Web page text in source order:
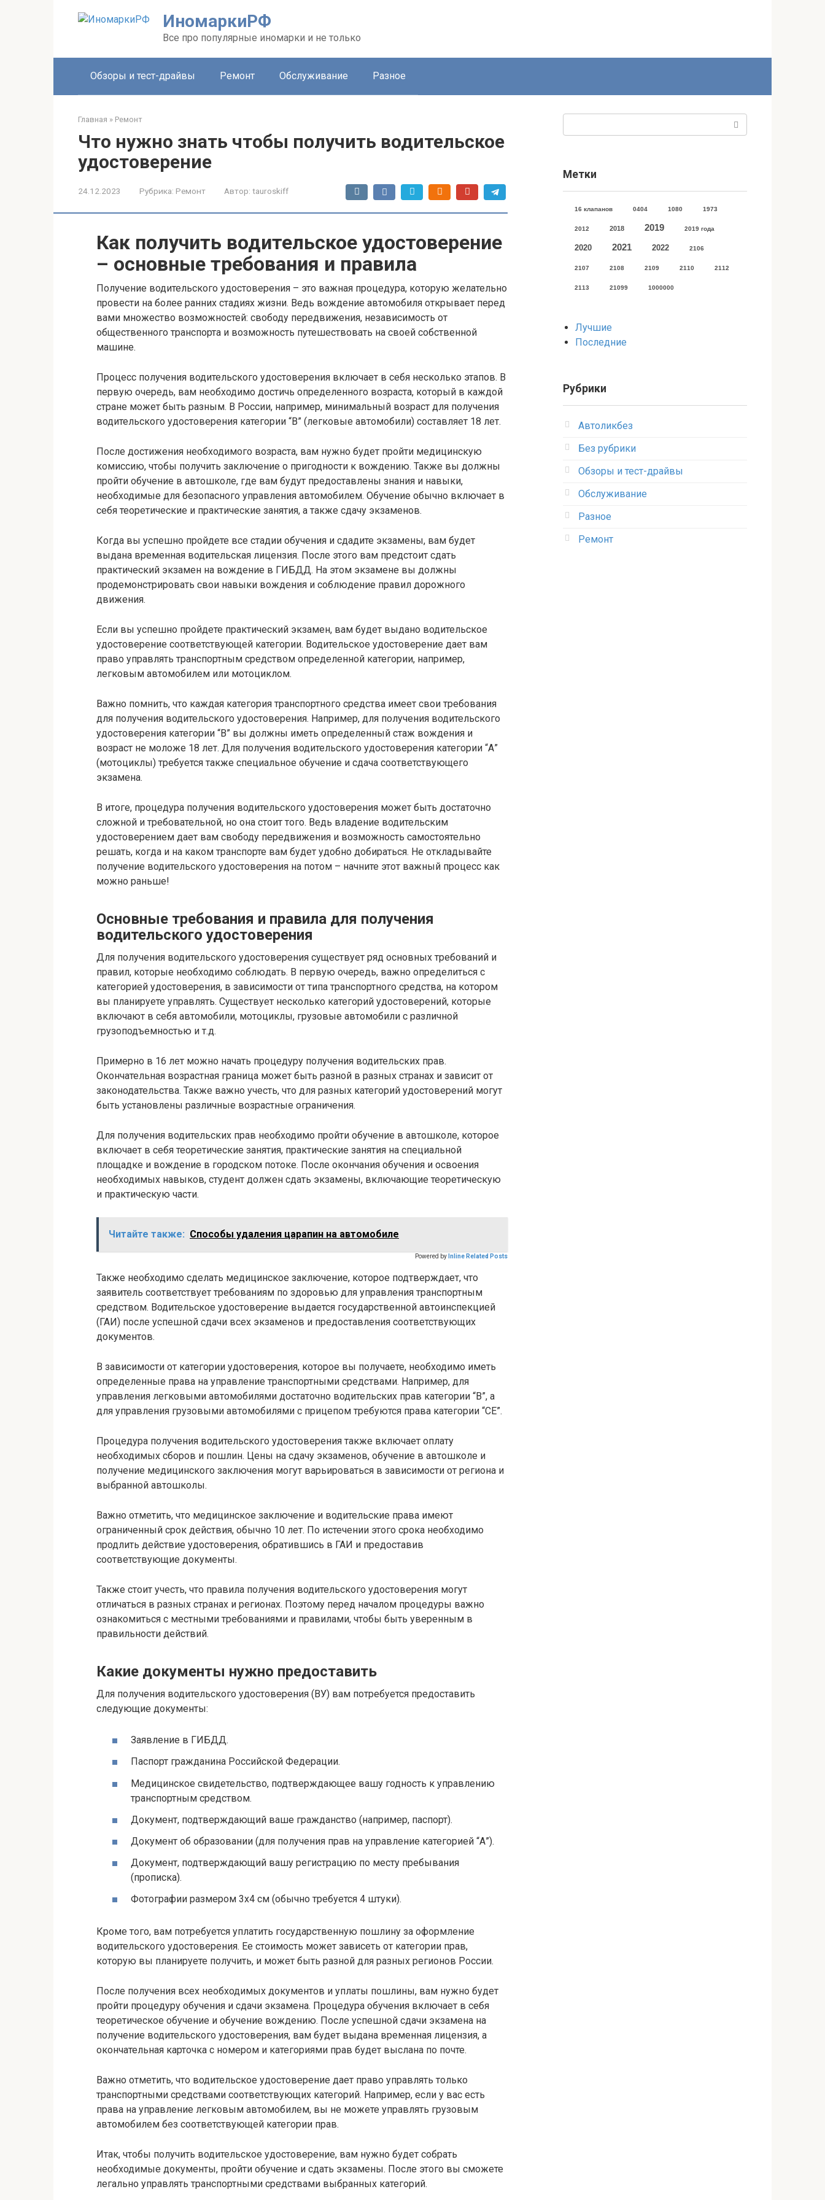
ИномаркиРФ
Все про популярные иномарки и не только
Обзоры и тест-драйвы Ремонт Обслуживание Разное
Главная » Ремонт
Что нужно знать чтобы получить водительское
удостоверение
24.12.2023 Рубрика: Ремонт Автор: tauroskiff
Как получить водительское удостоверение
– основные требования и правила
Получение водительского удостоверения – это важная процедура, которую желательно
провести на более ранних стадиях жизни. Ведь вождение автомобиля открывает перед
вами множество возможностей: свободу передвижения, независимость от
общественного транспорта и возможность путешествовать на своей собственной
машине.
Процесс получения водительского удостоверения включает в себя несколько этапов. В
первую очередь, вам необходимо достичь определенного возраста, который в каждой
стране может быть разным. В России, например, минимальный возраст для получения
водительского удостоверения категории “В” (легковые автомобили) составляет 18 лет.
После достижения необходимого возраста, вам нужно будет пройти медицинскую
комиссию, чтобы получить заключение о пригодности к вождению. Также вы должны
пройти обучение в автошколе, где вам будут предоставлены знания и навыки,
необходимые для безопасного управления автомобилем. Обучение обычно включает в
себя теоретические и практические занятия, а также сдачу экзаменов.
Когда вы успешно пройдете все стадии обучения и сдадите экзамены, вам будет
выдана временная водительская лицензия. После этого вам предстоит сдать
практический экзамен на вождение в ГИБДД. На этом экзамене вы должны
продемонстрировать свои навыки вождения и соблюдение правил дорожного
движения.
Если вы успешно пройдете практический экзамен, вам будет выдано водительское
удостоверение соответствующей категории. Водительское удостоверение дает вам
право управлять транспортным средством определенной категории, например,
легковым автомобилем или мотоциклом.
Важно помнить, что каждая категория транспортного средства имеет свои требования
для получения водительского удостоверения. Например, для получения водительского
удостоверения категории “В” вы должны иметь определенный стаж вождения и
возраст не моложе 18 лет. Для получения водительского удостоверения категории “А”
(мотоциклы) требуется также специальное обучение и сдача соответствующего
экзамена.
В итоге, процедура получения водительского удостоверения может быть достаточно
сложной и требовательной, но она стоит того. Ведь владение водительским
удостоверением дает вам свободу передвижения и возможность самостоятельно
решать, когда и на каком транспорте вам будет удобно добираться. Не откладывайте
получение водительского удостоверения на потом – начните этот важный процесс как
можно раньше!
Основные требования и правила для получения
водительского удостоверения
Для получения водительского удостоверения существует ряд основных требований и
правил, которые необходимо соблюдать. В первую очередь, важно определиться с
категорией удостоверения, в зависимости от типа транспортного средства, на котором
вы планируете управлять. Существует несколько категорий удостоверений, которые
включают в себя автомобили, мотоциклы, грузовые автомобили с различной
грузоподъемностью и т.д.
Примерно в 16 лет можно начать процедуру получения водительских прав.
Окончательная возрастная граница может быть разной в разных странах и зависит от
законодательства. Также важно учесть, что для разных категорий удостоверений могут
быть установлены различные возрастные ограничения.
Для получения водительских прав необходимо пройти обучение в автошколе, которое
включает в себя теоретические занятия, практические занятия на специальной
площадке и вождение в городском потоке. После окончания обучения и освоения
необходимых навыков, студент должен сдать экзамены, включающие теоретическую
и практическую части.
Читайте также: Способы удаления царапин на автомобиле
Powered by Inline Related Posts
Также необходимо сделать медицинское заключение, которое подтверждает, что
заявитель соответствует требованиям по здоровью для управления транспортным
средством. Водительское удостоверение выдается государственной автоинспекцией
(ГАИ) после успешной сдачи всех экзаменов и предоставления соответствующих
документов.
В зависимости от категории удостоверения, которое вы получаете, необходимо иметь
определенные права на управление транспортными средствами. Например, для
управления легковыми автомобилями достаточно водительских прав категории “В”, а
для управления грузовыми автомобилями с прицепом требуются права категории “СЕ”.
Процедура получения водительского удостоверения также включает оплату
необходимых сборов и пошлин. Цены на сдачу экзаменов, обучение в автошколе и
получение медицинского заключения могут варьироваться в зависимости от региона и
выбранной автошколы.
Важно отметить, что медицинское заключение и водительские права имеют
ограниченный срок действия, обычно 10 лет. По истечении этого срока необходимо
продлить действие удостоверения, обратившись в ГАИ и предоставив
соответствующие документы.
Также стоит учесть, что правила получения водительского удостоверения могут
отличаться в разных странах и регионах. Поэтому перед началом процедуры важно
ознакомиться с местными требованиями и правилами, чтобы быть уверенным в
правильности действий.
Какие документы нужно предоставить
Для получения водительского удостоверения (ВУ) вам потребуется предоставить
следующие документы:
Заявление в ГИБДД.
Паспорт гражданина Российской Федерации.
Медицинское свидетельство, подтверждающее вашу годность к управлению
транспортным средством.
Документ, подтверждающий ваше гражданство (например, паспорт).
Документ об образовании (для получения прав на управление категорией “А”).
Документ, подтверждающий вашу регистрацию по месту пребывания
(прописка).
Фотографии размером 3х4 см (обычно требуется 4 штуки).
Кроме того, вам потребуется уплатить государственную пошлину за оформление
водительского удостоверения. Ее стоимость может зависеть от категории прав,
которую вы планируете получить, и может быть разной для разных регионов России.
После получения всех необходимых документов и уплаты пошлины, вам нужно будет
пройти процедуру обучения и сдачи экзамена. Процедура обучения включает в себя
теоретическое обучение и обучение вождению. После успешной сдачи экзамена на
получение водительского удостоверения, вам будет выдана временная лицензия, а
окончательная карточка с номером и категориями прав будет выслана по почте.
Важно отметить, что водительское удостоверение дает право управлять только
транспортными средствами соответствующих категорий. Например, если у вас есть
права на управление легковым автомобилем, вы не можете управлять грузовым
автомобилем без соответствующей категории прав.
Итак, чтобы получить водительское удостоверение, вам нужно будет собрать
необходимые документы, пройти обучение и сдать экзамены. После этого вы сможете
легально управлять транспортными средствами выбранных категорий.
Метки
16 клапанов 0404 1080 1973
2012 2018 2019 2019 года
2020 2021 2022 2106
2107 2108 2109 2110 2112
2113 21099 1000000
Лучшие
Последние
Рубрики
Автоликбез
Без рубрики
Обзоры и тест-драйвы
Обслуживание
Разное
Ремонт